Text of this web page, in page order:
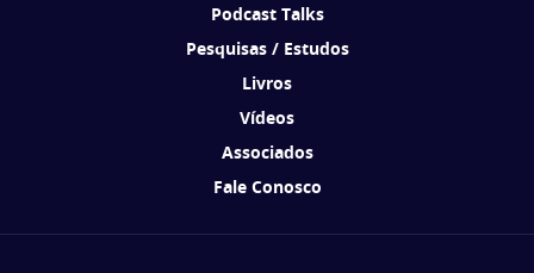
Podcast Talks
Pesquisas / Estudos
Livros
Vídeos
Associados
Fale Conosco